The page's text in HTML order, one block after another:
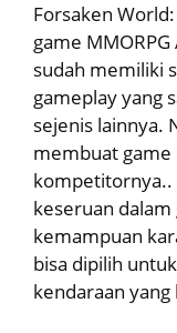
Forsaken
game
sudah memiliki
gameplay yang
sejenis lainnya.
membuat game
keseruan
kemampuan
bisa dipilih
kendaraan yang